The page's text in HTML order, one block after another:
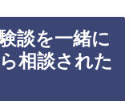
談を一緒に
相談された